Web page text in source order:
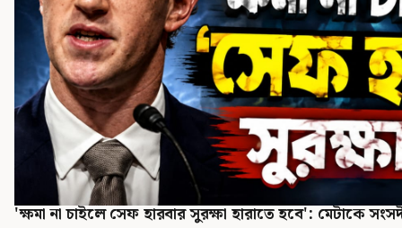
'ক্ষমা না চাইলে সেফ হারবার সুরক্ষা হারাতে হবে': মেটাকে